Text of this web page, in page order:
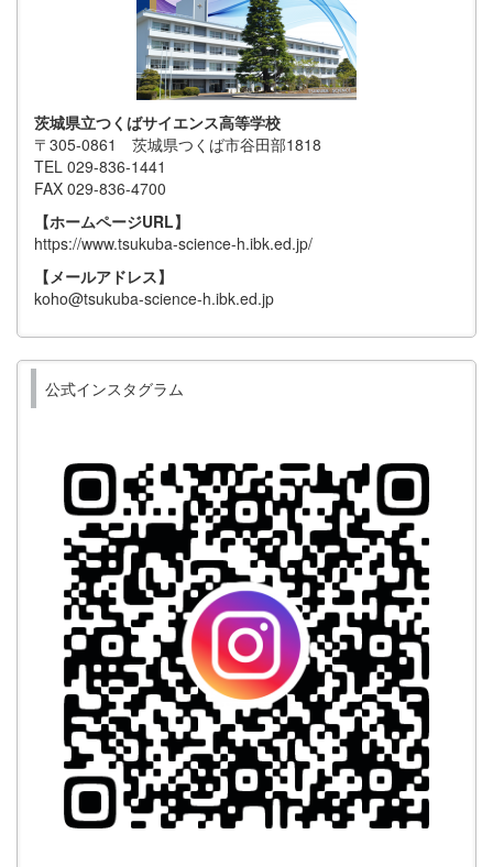
茨城県立つくばサイエンス高等学校
〒305-0861 茨城県つくば市谷田部1818
TEL 029-836-1441
FAX 029-836-4700
【ホームページURL】
https://www.tsukuba-science-h.ibk.ed.jp/
【メールアドレス】
koho@tsukuba-science-h.ibk.ed.jp
公式インスタグラム